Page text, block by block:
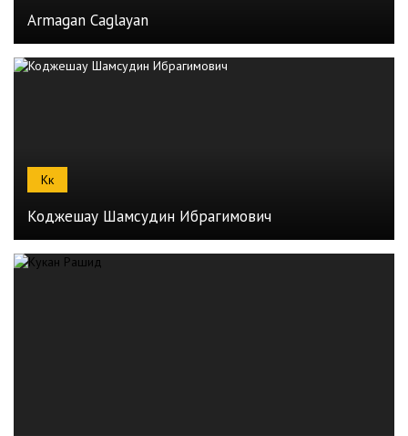
Armagan Caglayan
Кк
Коджешау Шамсудин Ибрагимович